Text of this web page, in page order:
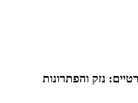
נזק והפתרונות